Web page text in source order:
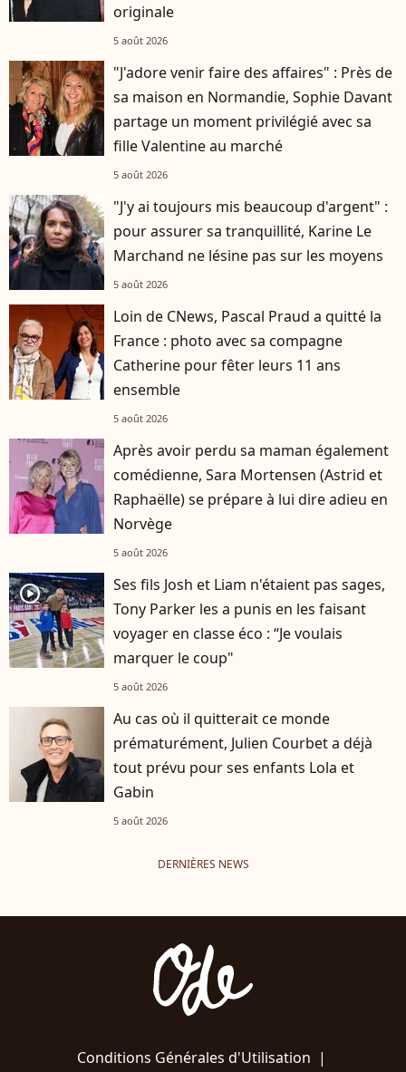
originale
5 août 2026
"J'adore venir faire des affaires" : Près de
sa maison en Normandie, Sophie Davant
partage un moment privilégié avec sa
fille Valentine au marché
5 août 2026
"J'y ai toujours mis beaucoup d'argent" :
pour assurer sa tranquillité, Karine Le
Marchand ne lésine pas sur les moyens
5 août 2026
Loin de CNews, Pascal Praud a quitté la
France : photo avec sa compagne
Catherine pour fêter leurs 11 ans
ensemble
5 août 2026
Après avoir perdu sa maman également
comédienne, Sara Mortensen (Astrid et
Raphaëlle) se prépare à lui dire adieu en
Norvège
5 août 2026
player2
Ses fils Josh et Liam n'étaient pas sages,
Tony Parker les a punis en les faisant
voyager en classe éco : “Je voulais
marquer le coup"
5 août 2026
Au cas où il quitterait ce monde
prématurément, Julien Courbet a déjà
tout prévu pour ses enfants Lola et
Gabin
5 août 2026
DERNIÈRES NEWS
Conditions Générales d'Utilisation |